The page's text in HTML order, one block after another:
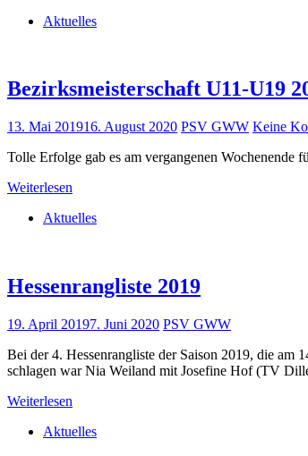
Aktuelles
Bezirksmeisterschaft U11-U19
13. Mai 201916. August 2020 PSV GWW Keine
Tolle Erfolge gab es am vergangenen Wochenende
Weiterlesen
Aktuelles
Hessenrangliste 2019
19. April 20197. Juni 2020 PSV GWW
Bei der 4. Hessenrangliste der Saison 2019, die am
schlagen war Nia Weiland mit Josefine Hof (TV
Weiterlesen
Aktuelles